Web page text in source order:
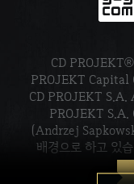
CD
PROJEKT Capital
CD PROJEKT
PROJEKT S.A.
(Andrzej
배경으로 하고 있